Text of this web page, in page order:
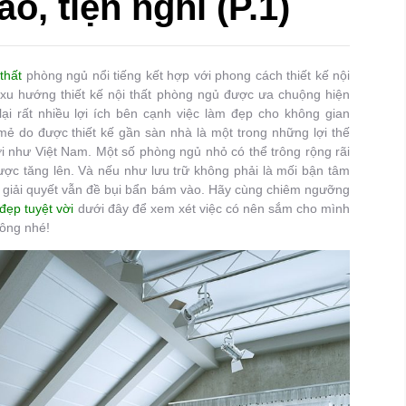
phòng ngủ nổi tiếng kết hợp với phong cách thiết kế nội
hướng thiết kế nội thất phòng ngủ được ưa chuộng hiện
rất nhiều lợi ích bên cạnh việc làm đẹp cho không gian
do được thiết kế gần sàn nhà là một trong những lợi thế
Việt Nam. Một số phòng ngủ nhỏ có thể trông rộng rãi
tăng lên. Và nếu như lưu trữ không phải là mối bận tâm
quyết vẫn đề bụi bẩn bám vào. Hãy cùng chiêm ngưỡng
tuyệt vời dưới đây để xem xét việc có nên sắm cho mình
nhé!